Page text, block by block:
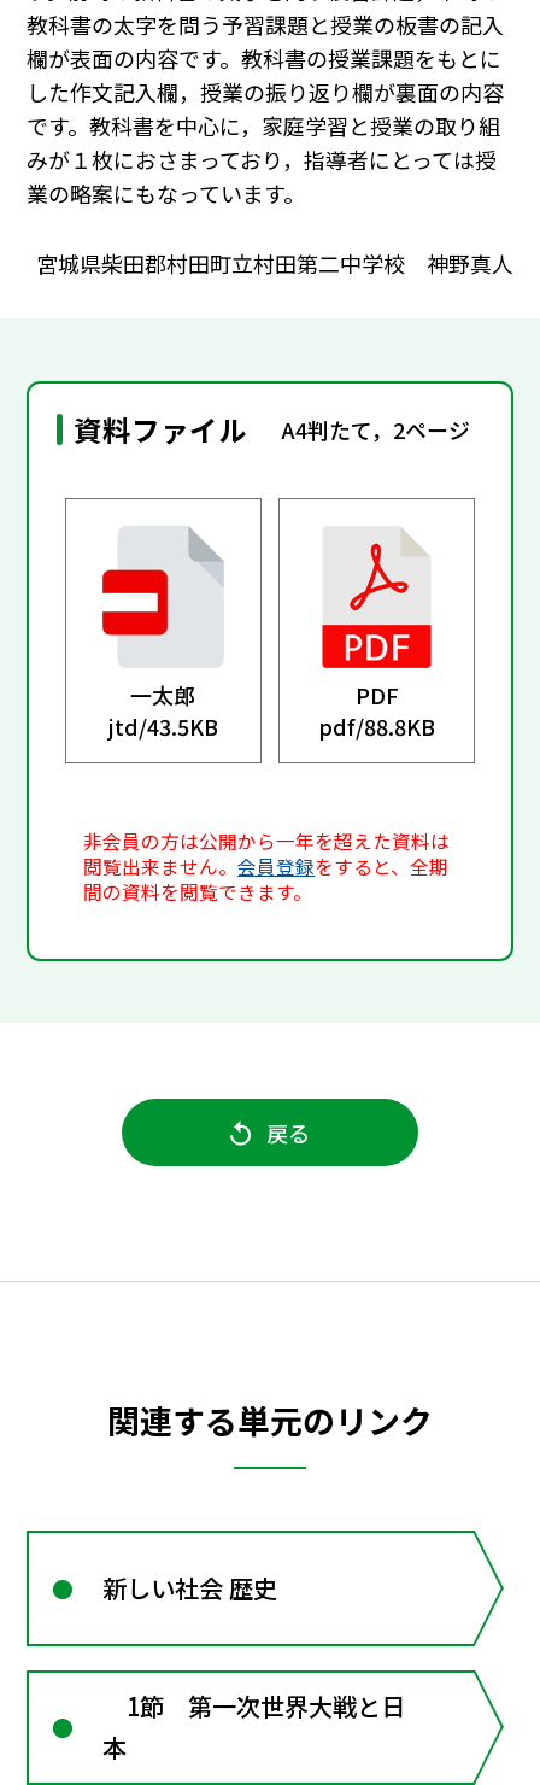
教科書の太字を問う予習課題と授業の板書の記入
欄が表面の内容です。教科書の授業課題をもとに
した作文記入欄，授業の振り返り欄が裏面の内容
です。教科書を中心に，家庭学習と授業の取り組
みが１枚におさまっており，指導者にとっては授
業の略案にもなっています。
宮城県柴田郡村田町立村田第二中学校 神野真人
資料ファイル A4判たて，2ページ
一太郎
jtd/43.5KB
PDF
pdf/88.8KB
非会員の方は公開から一年を超えた資料は
閲覧出来ません。会員登録をすると、全期
間の資料を閲覧できます。
戻る
関連する単元のリンク
新しい社会 歴史
1節 第一次世界大戦と日
本